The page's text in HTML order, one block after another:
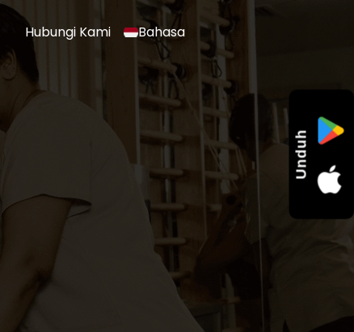
Hubungi Kami Bahasa
Unduh